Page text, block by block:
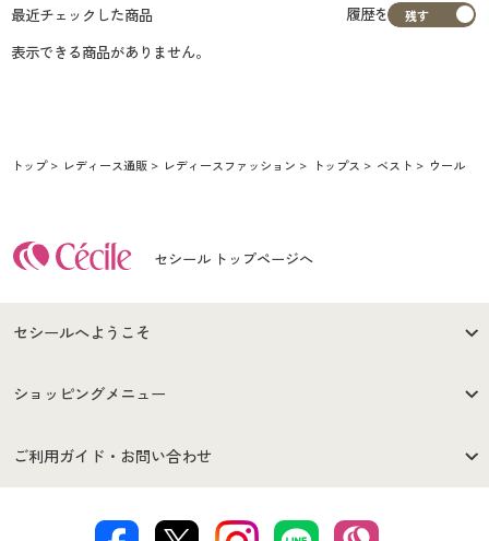
最近チェックした商品
履歴を
表示できる商品がありません。
トップ レディース通販 レディースファッション トップス ベスト ウール
セシール トップページへ
セシールへようこそ
はじめての方へ
セシールご利用規約
ショッピングメニュー
商品カテゴリ
ご利用ガイド・お問い合わせ